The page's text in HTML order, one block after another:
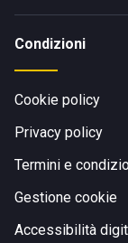
Condizioni
Cookie policy
Privacy policy
Termini e
Gestione cookie
Accessibilità